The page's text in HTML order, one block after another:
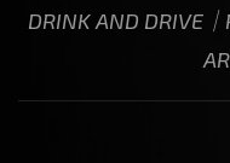
DRINK AND DRIVE｜